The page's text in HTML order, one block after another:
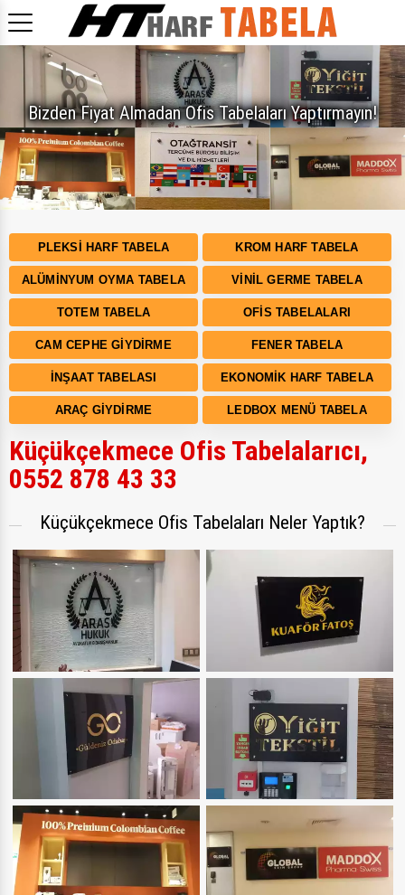
Bizden Fiyat Almadan Ofis Tabelaları Yaptırmayın!
PLEKSI HARF TABELA KROM HARF TABELA
ALÜMINYUM OYMA TABELA VINIL GERME TABELA
TOTEM TABELA OFIS TABELALARI
CAM CEPHE GIYDIRME FENER TABELA
İNŞAAT TABELASI EKONOMIK HARF TABELA
ARAÇ GIYDIRME LEDBOX MENÜ TABELA
Küçükçekmece Ofis Tabelalarıcı,
0552 878 43 33
Küçükçekmece Ofis Tabelaları Neler Yaptık?